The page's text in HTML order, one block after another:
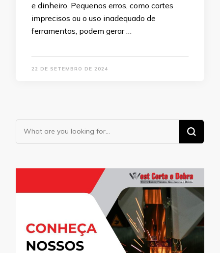
e dinheiro. Pequenos erros, como cortes
imprecisos ou o uso inadequado de
ferramentas, podem gerar …
22 DE SETEMBRO DE 2024
Looking
for